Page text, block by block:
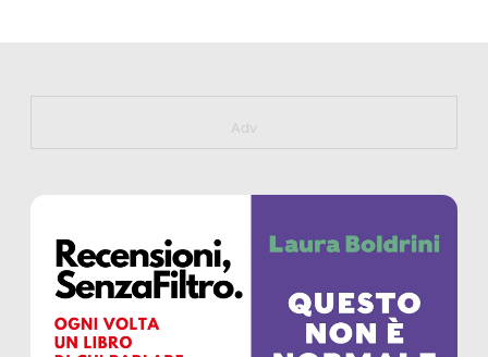
https://bit.ly/muster_aggiornamento
Adv